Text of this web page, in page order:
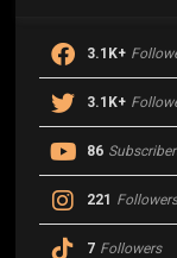
3.1K+
3.1K+
86
221
7 Followers